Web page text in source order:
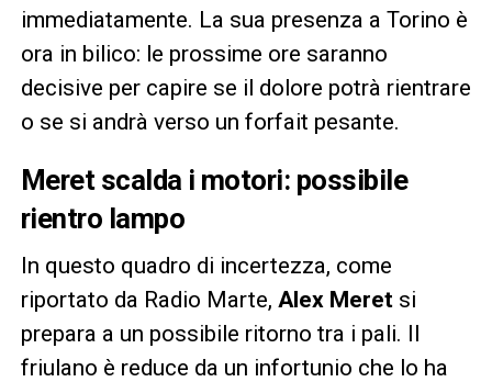
immediatamente. La sua presenza a Torino è
ora in bilico: le prossime ore saranno
decisive per capire se il dolore potrà rientrare
o se si andrà verso un forfait pesante.
Meret scalda i motori: possibile
rientro lampo
In questo quadro di incertezza, come
riportato da Radio Marte, Alex Meretsi
prepara a un possibile ritorno tra i pali. Il
friulano è reduce da un infortunio che lo ha